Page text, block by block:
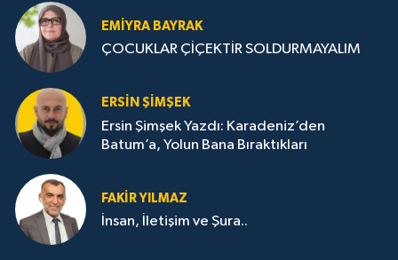
EMIYRA BAYRAK
ÇOCUKLAR ÇİÇEKTİR SOLDURMAYALIM
ERSIN ŞIMŞEK
Ersin Şimşek Yazdı: Karadeniz’den
Batum’a, Yolun Bana Bıraktıkları
FAKIR YILMAZ
İnsan, İletişim ve Şura..